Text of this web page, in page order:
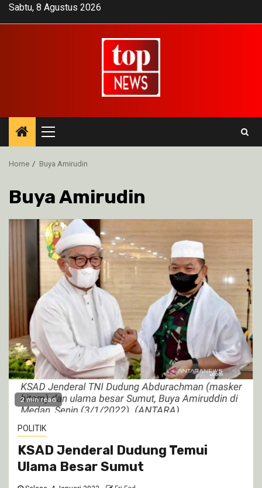
SkipSabtu, 8 Agustus 2026
Primary
Menu
Home Buya Amirudin
Buya Amirudin
2 min read
POLITIK
KSAD Jenderal Dudung Temui
Ulama Besar Sumut